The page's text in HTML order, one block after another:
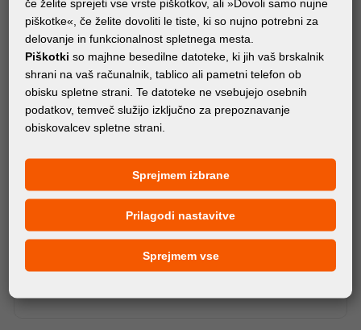
piškotke«, če želite dovoliti le tiste, ki so nujno potrebni za
delovanje in funkcionalnost spletnega mesta.
Piškotki so majhne besedilne datoteke, ki jih vaš brskalnik
shrani na vaš računalnik, tablico ali pametni telefon ob
obisku spletne strani. Te datoteke ne vsebujejo osebnih
podatkov, temveč služijo izključno za prepoznavanje
obiskovalcev spletne strani.
Sprejmem izbrane
Prilagodi nastavitve
Sprejmem vse